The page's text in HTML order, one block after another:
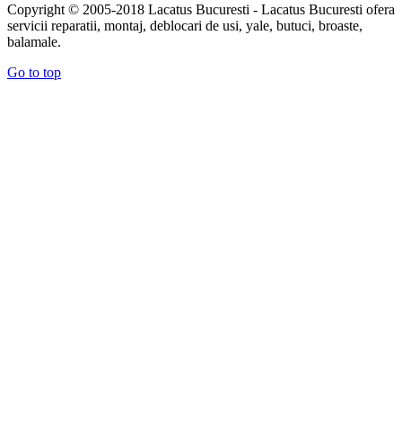
Copyright © 2005-2018 Lacatus Bucuresti - Lacatus Bucuresti ofera
servicii reparatii, montaj, deblocari de usi, yale, butuci, broaste,
balamale.
Go to top